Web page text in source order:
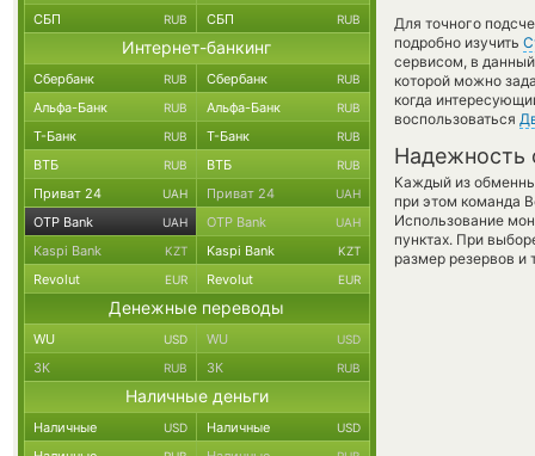
Для точного
подробно изучить
сервисом, в
которой можно
когда
воспользоваться
Надежность
Каждый из
при этом команда
Использование
пунктах. При
размер резервов и
СБП RUB СБП RUB
Интернет-банкинг
Сбербанк RUB Сбербанк RUB
Альфа-Банк RUB Альфа-Банк RUB
Т-Банк RUB Т-Банк RUB
ВТБ RUB ВТБ RUB
Приват 24 UAH Приват 24 UAH
OTP Bank UAH OTP Bank UAH
Kaspi Bank KZT Kaspi Bank KZT
Revolut EUR Revolut EUR
Денежные переводы
WU USD WU USD
ЗК RUB ЗК RUB
Наличные деньги
Наличные USD Наличные USD